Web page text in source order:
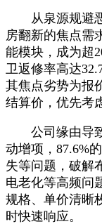
从泉源规避恶
房翻新的焦点需
能模块，成为超
卫返修率高达
其焦点劣势为报
结算价，优先考
公司缘由导致
动增项，87.6%
失等问题，破解
电老化等高频问
规格、单价清晰
时快速响应。